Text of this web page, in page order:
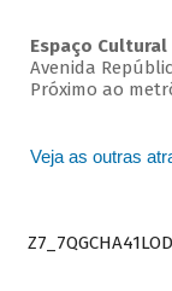
Espaço Cultural
Avenida
Próximo ao
Veja as outras